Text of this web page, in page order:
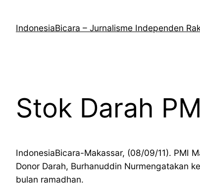
kontenIndonesiaBicara – Jurnalisme Independen
Stok Darah
IndonesiaBicara-Makassar, (08/09/11). PMI
Donor Darah, Burhanuddin Nurmengatakan
bulan ramadhan.